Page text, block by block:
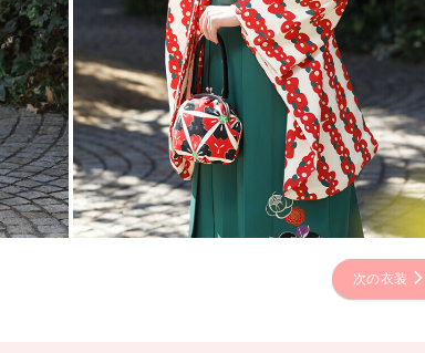
次の衣装